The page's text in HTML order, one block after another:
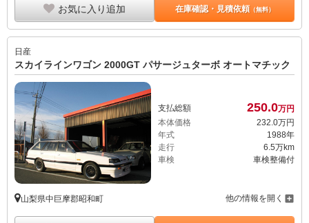
お気に入り追加 在庫確認・見積依頼（無料）
日産
スカイラインワゴン 2000GT パサージュターボ オートマチック
支払総額 250.0万円
本体価格
232. 0万円
年式
1988年
走行
6.5万km
車検
車検整備付
山梨県中巨摩郡昭和町 他の情報を開く